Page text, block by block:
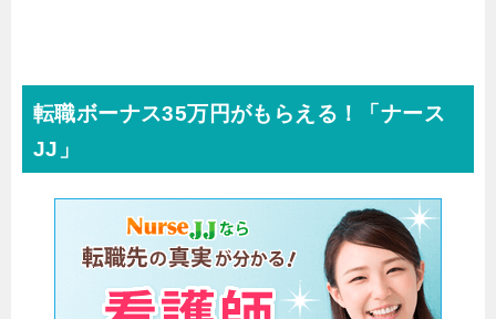
転職ボーナス35万円がもらえる！「ナース
JJ」